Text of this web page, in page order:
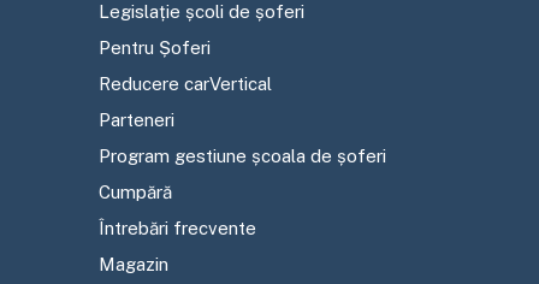
Legislație școli de șoferi
Pentru Șoferi
Reducere carVertical
Parteneri
Program gestiune școala de șoferi
Cumpără
Întrebări frecvente
Magazin